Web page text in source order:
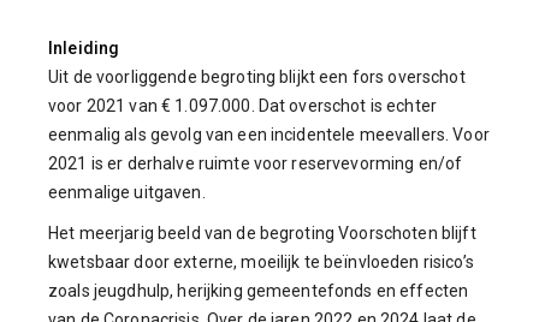
Inleiding
Uit de voorliggende begroting blijkt een fors overschot
voor 2021 van € 1.097.000. Dat overschot is echter
eenmalig als gevolg van een incidentele meevallers. Voor
2021 is er derhalve ruimte voor reservevorming en/of
eenmalige uitgaven.
Het meerjarig beeld van de begroting Voorschoten blijft
kwetsbaar door externe, moeilijk te beïnvloeden risico’s
zoals jeugdhulp, herijking gemeentefonds en effecten